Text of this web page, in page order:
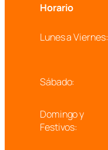
Horario
Lunes a Viernes:
Sábado:
Domingo y
Festivos: